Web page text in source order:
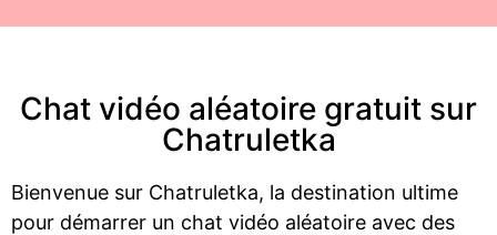
Chat vidéo aléatoire gratuit sur
Chatruletka
Bienvenue sur Chatruletka, la destination ultime
pour démarrer un chat vidéo aléatoire avec des